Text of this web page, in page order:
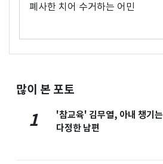
폐사한 치어 수거하는 어민
많이 본 포토
1
'참교육' 김무열, 아내 챙기는
다정한 남편